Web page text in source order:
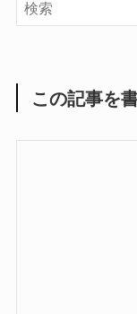
この記事を